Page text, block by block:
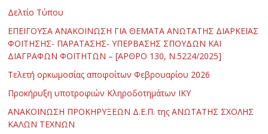
Δελτίο Τύπου
ΕΠΕΙΓΟΥΣΑ ΑΝΑΚΟΙΝΩΣΗ ΓΙΑ ΘΕΜΑΤΑ ΑΝΩΤΑΤΗΣ ΔΙΑΡΚΕΙΑΣ
ΦΟΙΤΗΣΗΣ- ΠΑΡΑΤΑΣΗΣ- ΥΠΕΡΒΑΣΗΣ ΣΠΟΥΔΩΝ ΚΑΙ
ΔΙΑΓΡΑΦΩΝ ΦΟΙΤΗΤΩΝ – [ΑΡΘΡΟ 130, Ν.5224/2025]
Τελετή ορκωμοσίας αποφοίτων Φεβρουαρίου 2026
Προκήρυξη υποτροφιών Κληροδοτημάτων ΙΚΥ
ΑΝΑΚΟΙΝΩΣΗ ΠΡΟΚΗΡΥΞΕΩΝ Δ.Ε.Π. της ΑΝΩΤΑΤΗΣ ΣΧΟΛΗΣ
ΚΑΛΩΝ ΤΕΧΝΩΝ